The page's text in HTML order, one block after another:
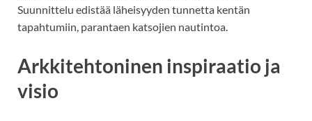
Suunnittelu edistää läheisyyden tunnetta kentän
tapahtumiin, parantaen katsojien nautintoa.
Arkkitehtoninen inspiraatio ja
visio